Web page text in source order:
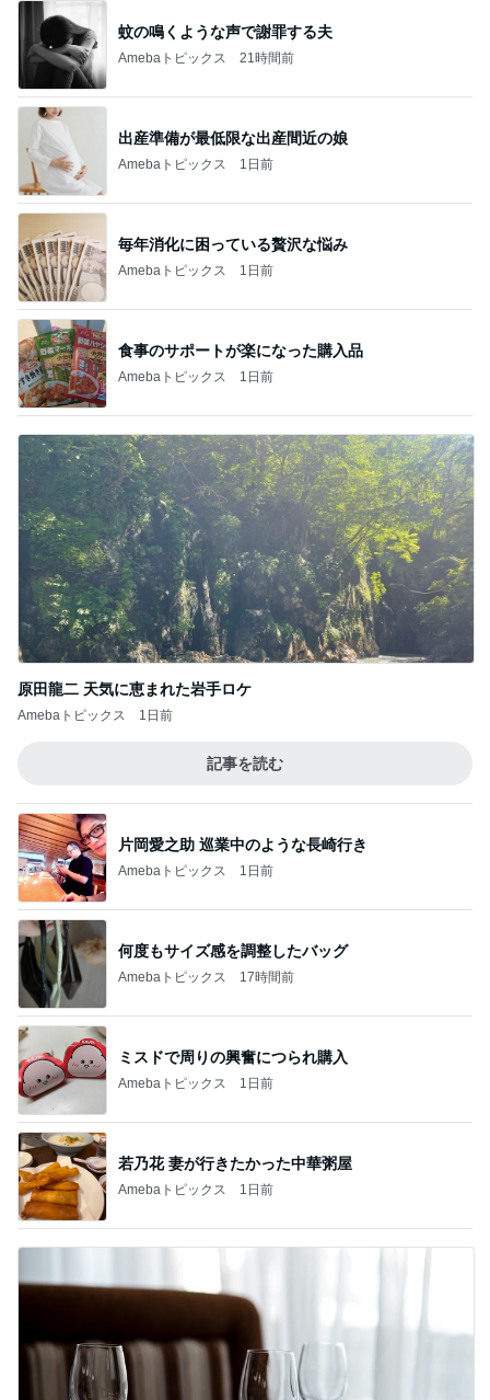
蚊の鳴くような声で謝罪する夫
Amebaトピックス 21時間前
出産準備が最低限な出産間近の娘
Amebaトピックス 1日前
毎年消化に困っている贅沢な悩み
Amebaトピックス 1日前
食事のサポートが楽になった購入品
Amebaトピックス 1日前
原田龍二 天気に恵まれた岩手ロケ
Amebaトピックス 1日前
記事を読む
片岡愛之助 巡業中のような長崎行き
Amebaトピックス 1日前
何度もサイズ感を調整したバッグ
Amebaトピックス 17時間前
ミスドで周りの興奮につられ購入
Amebaトピックス 1日前
若乃花 妻が行きたかった中華粥屋
Amebaトピックス 1日前